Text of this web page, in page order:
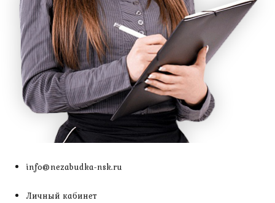
info@nezabudka-nsk.ru
Личный кабинет